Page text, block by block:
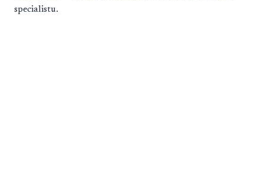
specialistu.